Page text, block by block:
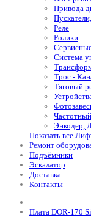
Привода
Реле
Ролики
Система
Трос -
Тяговый
Энкодер,
Показать все
Ремонт
Подъёмники
Эскалатор
Доставка
Контакты
Плата DOR-170